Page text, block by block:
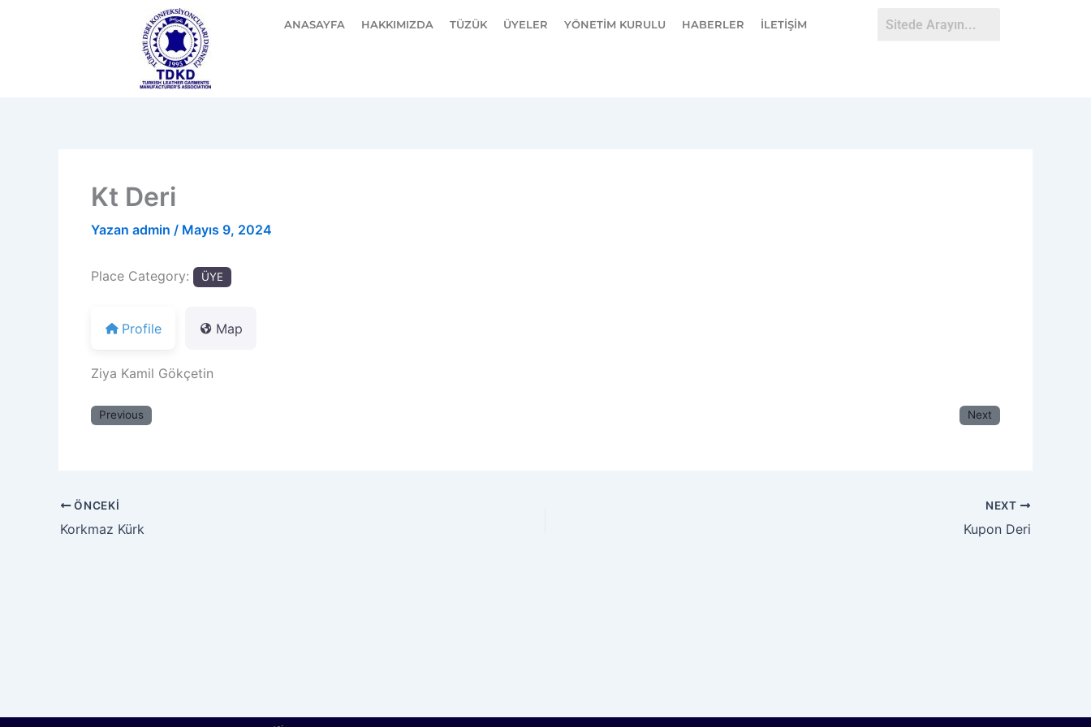
ANASAYFA HAKKIMIZDA TÜZÜK ÜYELER YÖNETİM KURULU HABERLER İLETİŞİM
Kt Deri
Yazan admin / Mayıs 9, 2024
Place Category: ÜYE
Profile Map
Ziya Kamil Gökçetin
Previous Next
ÖNCEKI
Korkmaz Kürk
NEXT
Kupon Deri